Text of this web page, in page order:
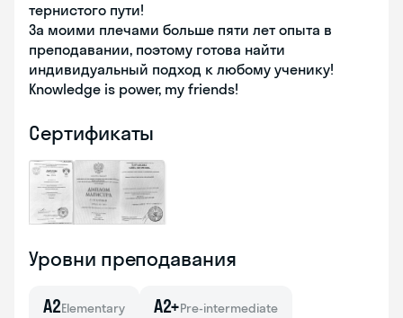
тернистого пути!
За моими плечами больше пяти лет опыта в
преподавании, поэтому готова найти
индивидуальный подход к любому ученику!
Knowledge is power, my friends!
Сертификаты
Уровни преподавания
A2Elementary A2+Pre-intermediate